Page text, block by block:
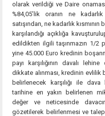
olarak verildiği ve Daire
%84,05’lik oranın ne kadarlık
satışından, ne kadarlık
karşılandığı açıklığa
edildikten ilgili taşınmazın 1/2
yine 45.000 Euro kredinin
payı karşılığının davalı
dikkate alınması, kredinin
belirlenecek karşılığı ile
tarihine en yakın belirlenen
değer ve neticesinde
gözetilerek belirlenmesi ve